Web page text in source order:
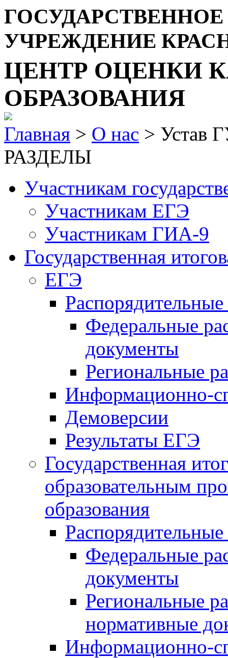
УЧРЕЖДЕНИЕ
ЦЕНТР ОЦЕНКИ
ОБРАЗОВАНИЯ
Главная > О нас > Устав
РАЗДЕЛЫ
Участникам
Участникам ЕГЭ
Участникам ГИА-9
Государственная
ЕГЭ
Федеральные
документы
Региональные
Информационно-
Демоверсии
Результаты ЕГЭ
Государственная
образовательным
образования
Федеральные
документы
Региональные
нормативные
Информационно-